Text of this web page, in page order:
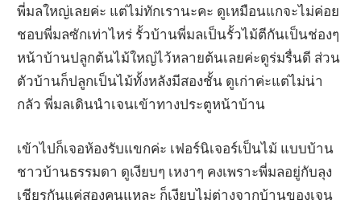
พี่มลใหญ่เลยค่ะ แต่ไม่ทักเรานะคะ ดูเหมือนแกจะไม่ค่อย
ชอบพี่มลซักเท่าไหร่ รั้วบ้านพี่มลเป็นรั้วไม้ตีกันเป็นช่องๆ
หน้าบ้านปลูกต้นไม้ใหญ่ไว้หลายต้นเลยค่ะดูร่มรื่นดี ส่วน
ตัวบ้านก็ปลูกเป็นไม้ทั้งหลังมีสองชั้น ดูเก่าค่ะแต่ไม่น่า
กลัว พี่มลเดินนำเจนเข้าทางประตูหน้าบ้าน
เข้าไปก็เจอห้องรับแขกค่ะ เฟอร์นิเจอร์เป็นไม้ แบบบ้าน
ชาวบ้านธรรมดา ดูเงียบๆ เหงาๆ คงเพราะพี่มลอยู่กับลุง
เชียรกันแค่สองคนแหละ ก็เงียบไม่ต่างจากบ้านของเจน